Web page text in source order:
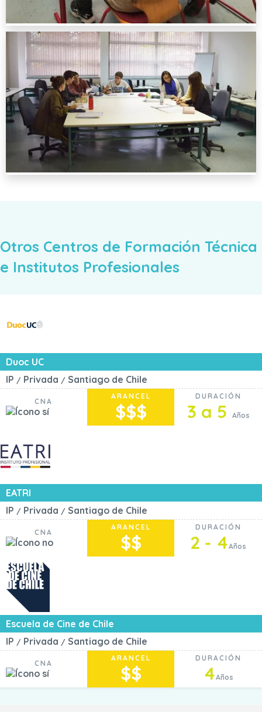
Otros Centros de Formación Técnica
e Institutos Profesionales
Duoc UC
IP / Privada / Santiago de Chile
CNA
ARANCEL
$$$
DURACIÓN
3 a 5 Años
EATRI
IP / Privada / Santiago de Chile
CNA
ARANCEL
$$
DURACIÓN
2 - 4Años
Escuela de Cine de Chile
IP / Privada / Santiago de Chile
CNA
ARANCEL
$$
DURACIÓN
4Años